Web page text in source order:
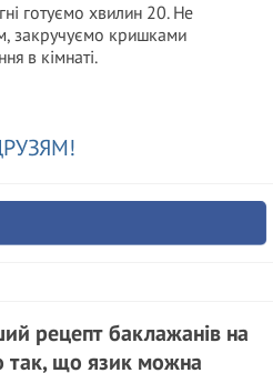
готуємо хвилин 20. Не
закручуємо кришками
в кімнаті.